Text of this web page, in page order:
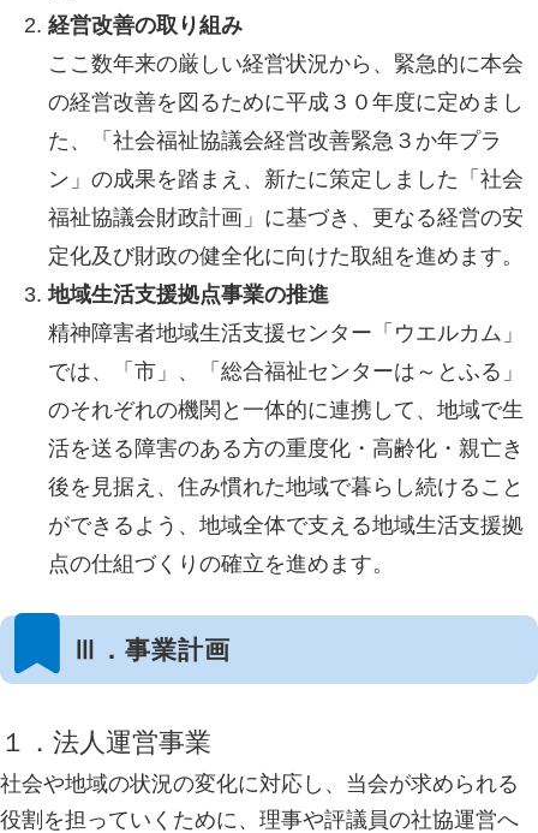
経営改善の取り組み
ここ数年来の厳しい経営状況から、緊急的に本会
の経営改善を図るために平成３０年度に定めまし
た、「社会福祉協議会経営改善緊急３か年プラ
ン」の成果を踏まえ、新たに策定しました「社会
福祉協議会財政計画」に基づき、更なる経営の安
定化及び財政の健全化に向けた取組を進めます。
地域生活支援拠点事業の推進
精神障害者地域生活支援センター「ウエルカム」
では、「市」、「総合福祉センターは～とふる」
のそれぞれの機関と一体的に連携して、地域で生
活を送る障害のある方の重度化・高齢化・親亡き
後を見据え、住み慣れた地域で暮らし続けること
ができるよう、地域全体で支える地域生活支援拠
点の仕組づくりの確立を進めます。
Ⅲ．事業計画
１．法人運営事業
社会や地域の状況の変化に対応し、当会が求められる
役割を担っていくために、理事や評議員の社協運営へ